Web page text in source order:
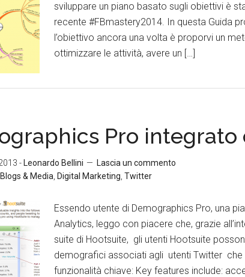
sviluppare un piano basato sugli obiettivi è
recente #FBmastery2014. In questa Guida
l’obiettivo ancora una volta è proporvi un
ottimizzare le attività, avere un […]
Pro integrato
- Leonardo Bellini
Lascia un commento
Blogs & Media Digital Marketing Twitter
Essendo utente di Demographics Pro, una
Analytics, leggo con piacere che, grazie
suite di Hootsuite, gli utenti Hootsuite
demografici associati agli utenti Twitter che
funzionalità chiave: Key features include: